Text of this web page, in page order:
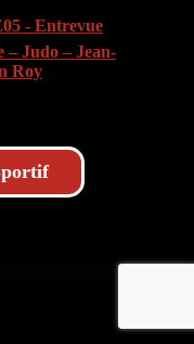
- Entrevue
– Judo – Jean-
Roy